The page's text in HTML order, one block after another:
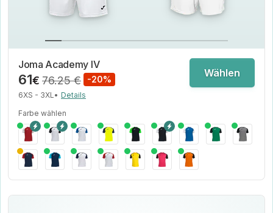
Joma Academy IV
61€ 76.25 € -20%
6XS - 3XL• Details
Wählen
Farbe wählen